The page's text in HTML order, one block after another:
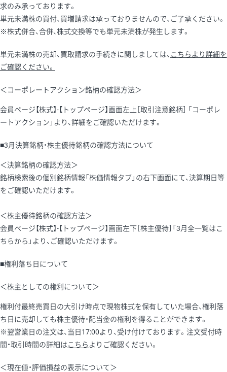
求のみ承っております。
単元未満株の買付、買増請求は承っておりませんので、ご了承ください。
※株式併合、合併、株式交換等でも単元未満株が発生します。
単元未満株の売却、買取請求の手続きに関しましては、 こちらより詳細を
ご確認ください。
＜コーポレートアクション銘柄の確認方法＞
会員ページ【株式】-【トップページ】画面左上［取引注意銘柄］ 「コーポレ
ートアクション」より、詳細をご確認いただけます。
■3月決算銘柄・株主優待銘柄の確認方法について
＜決算銘柄の確認方法＞
銘柄検索後の個別銘柄情報「株価情報タブ」の右下画面にて、決算期日等
をご確認いただけます。
＜株主優待銘柄の確認方法＞
会員ページ【株式】-【トップページ】画面左下［株主優待］「3月全一覧はこ
ちらから」より、ご確認いただけます。
■権利落ち日について
＜株主としての権利について＞
権利付最終売買日の大引け時点で現物株式を保有していた場合、権利落
ち日に売却しても株主優待・配当金の権利を得ることができます。
※翌営業日の注文は、当日17:00より、受け付けております。注文受付時
間・取引時間の詳細はこちら よりご確認ください。
＜現在値・評価損益の表示について＞